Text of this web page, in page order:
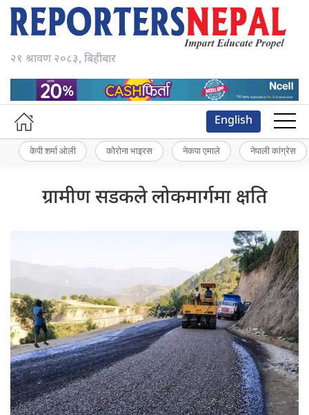
२१ श्रावण २०८३, बिहीबार
English
केपी शर्मा ओली कोरोना भाइरस नेकपा एमाले नेपाली कांग्रेस
ग्रामीण सडकले लोकमार्गमा क्षति